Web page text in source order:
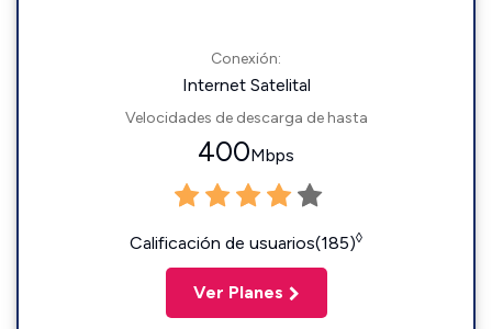
Conexión:
Internet Satelital
Velocidades de descarga de hasta
400Mbps
Calificación de usuarios(185)◊
Ver Planes